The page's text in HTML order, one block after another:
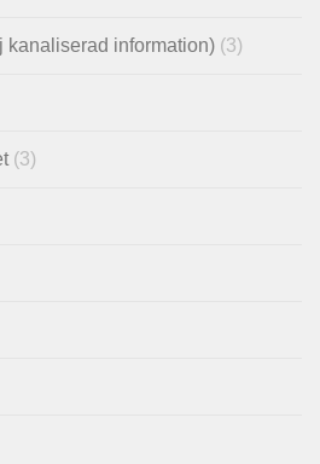
kanaliserad information) (3)
(3)